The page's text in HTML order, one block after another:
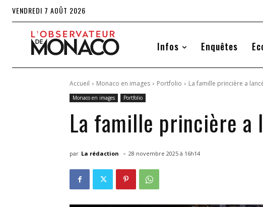
VENDREDI 7 AOÛT 2026
Infos Enquêtes
Accueil Monaco en images Portfolio La famille princière a
Monaco en images Portfolio
La famille princière a
par La rédaction - 28 novembre 2025 à 16h14